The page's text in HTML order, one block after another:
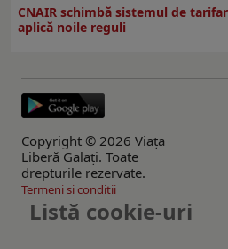
CNAIR schimbă sistemul de
aplică noile reguli
Copyright © 2026 Viaţa
Liberă Galaţi. Toate
drepturile rezervate.
Termeni si conditii
Listă cookie-uri